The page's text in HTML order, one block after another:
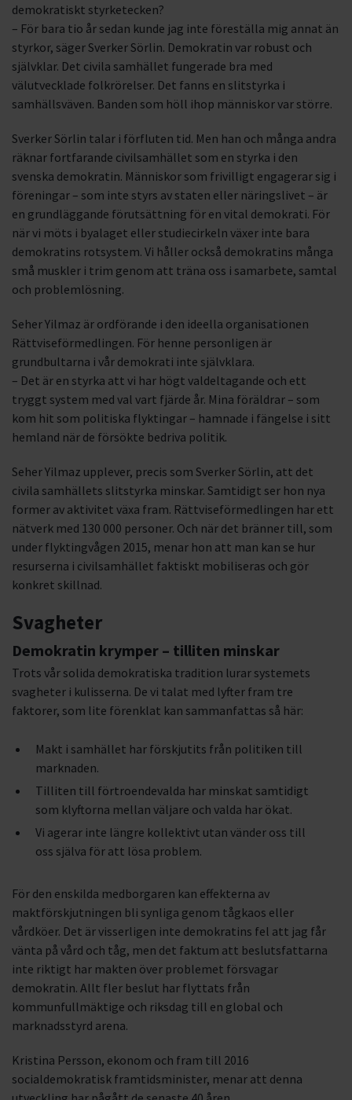
demokratiskt styrketecken?
– För bara tio år sedan kunde jag inte föreställa mig annat än
styrkor, säger Sverker Sörlin. Demokratin var robust och
självklar. Det civila samhället fungerade bra med
välutvecklade folkrörelser. Det fanns en slitstyrka i
samhällsväven. Banden som höll ihop människor var större.
Sverker Sörlin talar i förfluten tid. Men han och många andra
räknar fortfarande civilsamhället som en styrka i den
svenska demokratin. Människor som frivilligt engagerar sig i
föreningar – som inte styrs av staten eller näringslivet – är
en grundläggande förutsättning för en vital demokrati. För
när vi möts i byalaget eller studiecirkeln växer inte bara
demokratins rotsystem. Vi håller också demokratins många
små muskler i trim genom att träna oss i samarbete, samtal
och problemlösning.
Seher Yilmaz är ordförande i den ideella organisationen
Rättviseförmedlingen. För henne personligen är
grundbultarna i vår demokrati inte självklara.
– Det är en styrka att vi har högt valdeltagande och ett
tryggt system med val vart fjärde år. Mina föräldrar – som
kom hit som politiska flyktingar – hamnade i fängelse i sitt
hemland när de försökte bedriva politik.
Seher Yilmaz upplever, precis som Sverker Sörlin, att det
civila samhällets slitstyrka minskar. Samtidigt ser hon nya
former av aktivitet växa fram. Rättviseförmedlingen har ett
nätverk med 130 000 personer. Och när det bränner till, som
under flyktingvågen 2015, menar hon att man kan se hur
resurserna i civilsamhället faktiskt mobiliseras och gör
konkret skillnad.
Svagheter
Demokratin krymper – tilliten minskar
Trots vår solida demokratiska tradition lurar systemets
svagheter i kulisserna. De vi talat med lyfter fram tre
faktorer, som lite förenklat kan sammanfattas så här:
Makt i samhället har förskjutits från politiken till
marknaden.
Tilliten till förtroendevalda har minskat samtidigt
som klyftorna mellan väljare och valda har ökat.
Vi agerar inte längre kollektivt utan vänder oss till
oss själva för att lösa problem.
För den enskilda medborgaren kan effekterna av
maktförskjutningen bli synliga genom tågkaos eller
vårdköer. Det är visserligen inte demokratins fel att jag får
vänta på vård och tåg, men det faktum att beslutsfattarna
inte riktigt har makten över problemet försvagar
demokratin. Allt fler beslut har flyttats från
kommunfullmäktige och riksdag till en global och
marknadsstyrd arena.
Kristina Persson, ekonom och fram till 2016
socialdemokratisk framtidsminister, menar att denna